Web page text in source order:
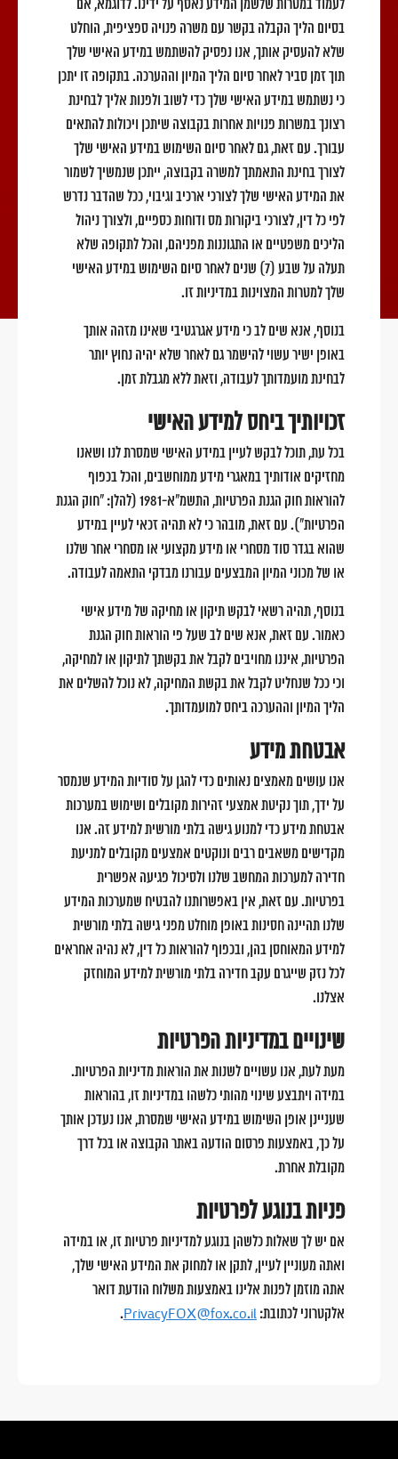
לעמוד במטרות שלשמן המידע נאסף על ידינו. לדוגמא, אם
בסיום הליך הקבלה בקשר עם משרה פנויה ספציפית, הוחלט
שלא להעסיק אותך, אנו נפסיק להשתמש במידע האישי שלך
תוך זמן סביר לאחר סיום הליך המיון וההערכה. בתקופה זו יתכן
כי נשתמש במידע האישי שלך כדי לשוב ולפנות אליך לבחינת
רצונך במשרות פנויות אחרות בקבוצה שיתכן ויכולות להתאים
עבורך. עם זאת, גם לאחר סיום השימוש במידע האישי שלך
לצורך בחינת התאמתך למשרה בקבוצה, ייתכן שנמשיך לשמור
את המידע האישי שלך לצורכי ארכיב וגיבוי, ככל שהדבר נדרש
לפי כל דין, לצורכי ביקורות מס ודוחות כספיים, ולצורך ניהול
הליכים משפטיים או התגוננות מפניהם, והכל לתקופה שלא
תעלה על שבע (7) שנים לאחר סיום השימוש במידע האישי
שלך למטרות המצוינות במדיניות זו.
בנוסף, אנא שים לב כי מידע אגרגטיבי שאינו מזהה אותך
באופן ישיר עשוי להישמר גם לאחר שלא יהיה נחוץ יותר
לבחינת מועמדותך לעבודה, וזאת ללא מגבלת זמן.
זכויותיך ביחס למידע האישי
בכל עת, תוכל לבקש לעיין במידע האישי שמסרת לנו ושאנו
מחזיקים אודותיך במאגרי מידע ממוחשבים, והכל בכפוף
להוראות חוק הגנת הפרטיות, התשמ"א-1981 (להלן: "חוק הגנת
הפרטיות"). עם זאת, מובהר כי לא תהיה זכאי לעיין במידע
שהוא בגדר סוד מסחרי או מידע מקצועי או מסחרי אחר שלנו
או של מכוני המיון המבצעים עבורנו מבדקי התאמה לעבודה.
בנוסף, תהיה רשאי לבקש תיקון או מחיקה של מידע אישי
כאמור. עם זאת, אנא שים לב שעל פי הוראות חוק הגנת
הפרטיות, איננו מחויבים לקבל את בקשתך לתיקון או למחיקה,
וכי ככל שנחליט לקבל את בקשת המחיקה, לא נוכל להשלים את
הליך המיון וההערכה ביחס למועמדותך.
אבטחת מידע
אנו עושים מאמצים נאותים כדי להגן על סודיות המידע שנמסר
על ידך, תוך נקיטת אמצעי זהירות מקובלים ושימוש במערכות
אבטחת מידע כדי למנוע גישה בלתי מורשית למידע זה. אנו
מקדישים משאבים רבים ונוקטים אמצעים מקובלים למניעת
חדירה למערכות המחשב שלנו ולסיכול פגיעה אפשרית
בפרטיות. עם זאת, אין באפשרותנו להבטיח שמערכות המידע
שלנו תהיינה חסינות באופן מוחלט מפני גישה בלתי מורשית
למידע המאוחסן בהן, ובכפוף להוראות כל דין, לא נהיה אחראים
לכל נזק שייגרם עקב חדירה בלתי מורשית למידע המוחזק
אצלנו.
שינויים במדיניות הפרטיות
מעת לעת, אנו עשויים לשנות את הוראות מדיניות הפרטיות.
במידה ויתבצע שינוי מהותי כלשהו במדיניות זו, בהוראות
שעניינן אופן השימוש במידע האישי שמסרת, אנו נעדכן אותך
על כך, באמצעות פרסום הודעה באתר הקבוצה או בכל דרך
מקובלת אחרת.
פניות בנוגע לפרטיות
אם יש לך שאלות כלשהן בנוגע למדיניות פרטיות זו, או במידה
ואתה מעוניין לעיין, לתקן או למחוק את המידע האישי שלך,
אתה מוזמן לפנות אלינו באמצעות משלוח הודעת דואר
אלקטרוני לכתובת: PrivacyFOX@fox.co.il
.